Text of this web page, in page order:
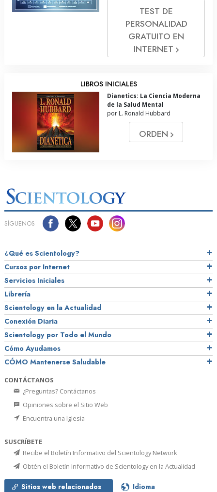
TEST DE
PERSONALIDAD
GRATUITO EN
INTERNET
LIBROS INICIALES
Dianetics: La Ciencia Moderna
de la Salud Mental
por L. Ronald Hubbard
ORDEN
SÍGUENOS
¿Qué es Scientology?
Cursos por Internet
Servicios Iniciales
Librería
Scientology en la Actualidad
Conexión Diaria
Scientology por Todo el Mundo
Cómo Ayudamos
CÓMO Mantenerse Saludable
CONTÁCTANOS
¿Preguntas? Contáctanos
Opiniones sobre el Sitio Web
Encuentra una Iglesia
SUSCRÍBETE
Recibe el Boletín Informativo del Scientology Network
Obtén el Boletín Informativo de Scientology en la Actualidad
Sitios web relacionados Idioma